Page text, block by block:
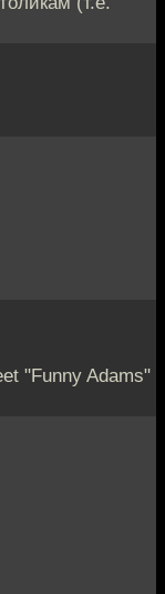
"Funny Adams"